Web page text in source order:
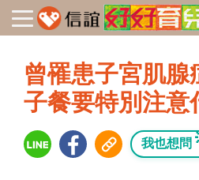
曾罹患子宮肌腺
子餐要特別注意
我也想問